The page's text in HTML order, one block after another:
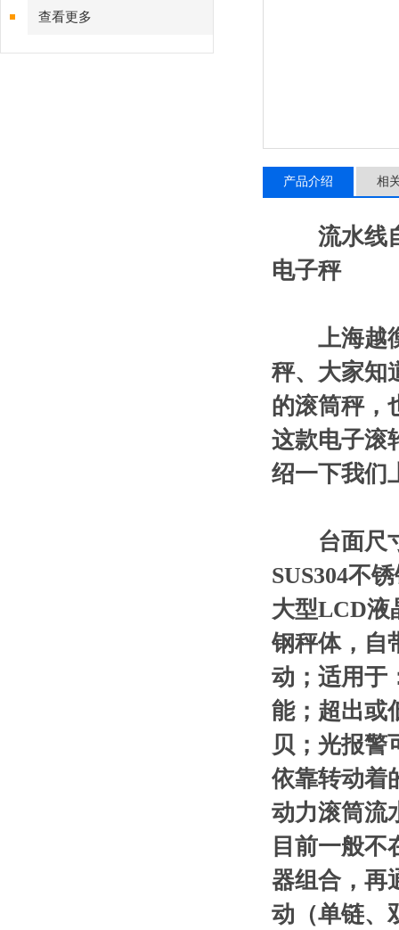
查看更多
产品介绍 相
流水线
电子秤
上海越
秤、大家知
的滚筒秤，
这款电子滚
绍一下我们
台面尺
SUS304不
大型LCD液
钢秤体，自
动；适用于
能；超出或
贝；光报
依靠转动着
动力滚筒流
目前一般
器组合，再
动（单链、